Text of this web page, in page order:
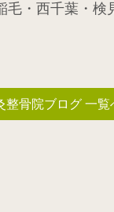
・西千葉・検
整骨院ブログ 一覧